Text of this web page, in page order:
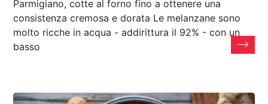
Parmigiano, cotte al forno fino a ottenere una
consistenza cremosa e dorata Le melanzane sono
molto ricche in acqua - addirittura il 92% - con un
basso